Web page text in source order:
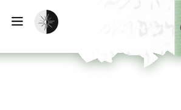
تفعيل الوضع المظلم